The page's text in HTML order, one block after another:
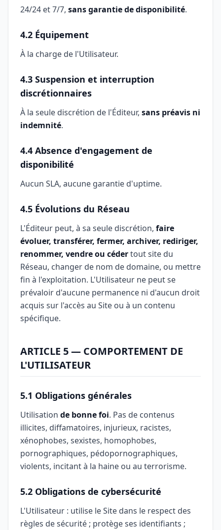
24/24 et 7/7, sans garantie de disponibilité.
4.2 Équipement
À la charge de l'Utilisateur.
4.3 Suspension et interruption
discrétionnaires
À la seule discrétion de l'Éditeur, sans préavis ni
indemnité.
4.4 Absence d'engagement de
disponibilité
Aucun SLA, aucune garantie d'uptime.
4.5 Évolutions du Réseau
L'Éditeur peut, à sa seule discrétion, faire
évoluer, transférer, fermer, archiver, rediriger,
renommer, vendre ou cédertout site du
Réseau, changer de nom de domaine, ou mettre
fin à l'exploitation. L'Utilisateur ne peut se
prévaloir d'aucune permanence ni d'aucun droit
acquis sur l'accès au Site ou à un contenu
spécifique.
ARTICLE 5 — COMPORTEMENT DE
L'UTILISATEUR
5.1 Obligations générales
Utilisation de bonne foi. Pas de contenus
illicites, diffamatoires, injurieux, racistes,
xénophobes, sexistes, homophobes,
pornographiques, pédopornographiques,
violents, incitant à la haine ou au terrorisme.
5.2 Obligations de cybersécurité
L'Utilisateur : utilise le Site dans le respect des
règles de sécurité ; protège ses identifiants ;